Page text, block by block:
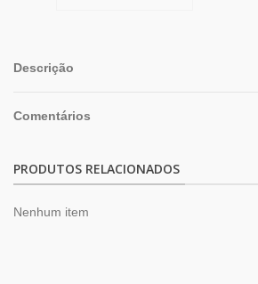
Descrição
Comentários
PRODUTOS RELACIONADOS
Nenhum item